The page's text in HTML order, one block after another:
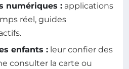
numériques : applications
réel, guides
enfants : leur confier des
consulter la carte ou